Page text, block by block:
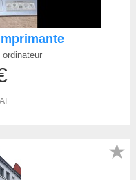
ordinateur
★